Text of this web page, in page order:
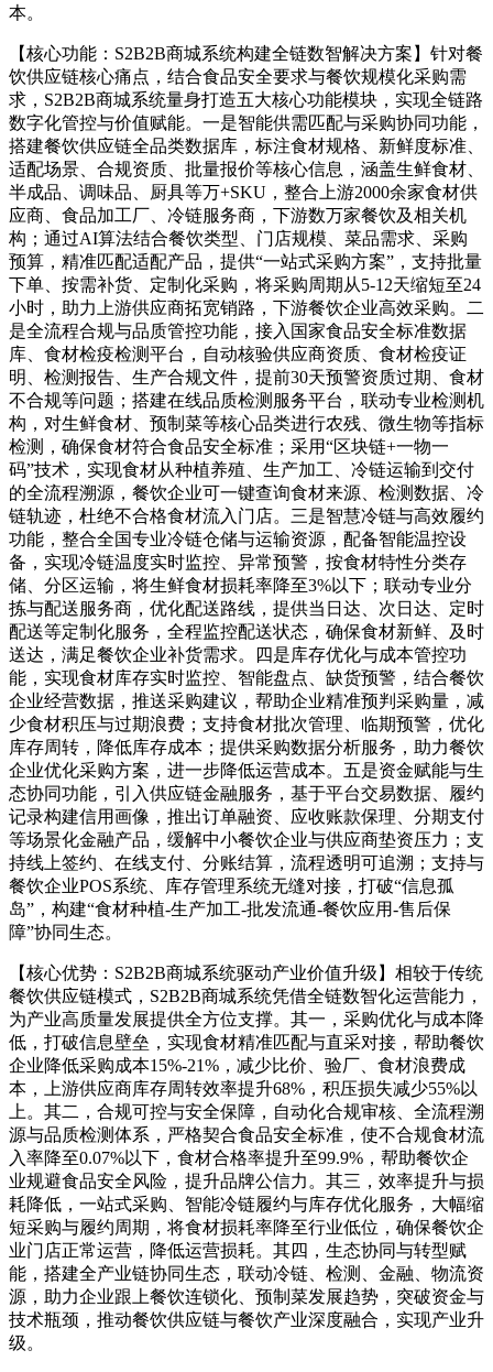
本。
【核心功能：S2B2B商城系统构建全链数智解决方案】针对餐
饮供应链核心痛点，结合食品安全要求与餐饮规模化采购需
求，S2B2B商城系统量身打造五大核心功能模块，实现全链路
数字化管控与价值赋能。一是智能供需匹配与采购协同功能，
搭建餐饮供应链全品类数据库，标注食材规格、新鲜度标准、
适配场景、合规资质、批量报价等核心信息，涵盖生鲜食材、
半成品、调味品、厨具等万+SKU，整合上游2000余家食材供
应商、食品加工厂、冷链服务商，下游数万家餐饮及相关机
构；通过AI算法结合餐饮类型、门店规模、菜品需求、采购
预算，精准匹配适配产品，提供“一站式采购方案”，支持批量
下单、按需补货、定制化采购，将采购周期从5-12天缩短至24
小时，助力上游供应商拓宽销路，下游餐饮企业高效采购。二
是全流程合规与品质管控功能，接入国家食品安全标准数据
库、食材检疫检测平台，自动核验供应商资质、食材检疫证
明、检测报告、生产合规文件，提前30天预警资质过期、食材
不合规等问题；搭建在线品质检测服务平台，联动专业检测机
构，对生鲜食材、预制菜等核心品类进行农残、微生物等指标
检测，确保食材符合食品安全标准；采用“区块链+一物一
码”技术，实现食材从种植养殖、生产加工、冷链运输到交付
的全流程溯源，餐饮企业可一键查询食材来源、检测数据、冷
链轨迹，杜绝不合格食材流入门店。三是智慧冷链与高效履约
功能，整合全国专业冷链仓储与运输资源，配备智能温控设
备，实现冷链温度实时监控、异常预警，按食材特性分类存
储、分区运输，将生鲜食材损耗率降至3%以下；联动专业分
拣与配送服务商，优化配送路线，提供当日达、次日达、定时
配送等定制化服务，全程监控配送状态，确保食材新鲜、及时
送达，满足餐饮企业补货需求。四是库存优化与成本管控功
能，实现食材库存实时监控、智能盘点、缺货预警，结合餐饮
企业经营数据，推送采购建议，帮助企业精准预判采购量，减
少食材积压与过期浪费；支持食材批次管理、临期预警，优化
库存周转，降低库存成本；提供采购数据分析服务，助力餐饮
企业优化采购方案，进一步降低运营成本。五是资金赋能与生
态协同功能，引入供应链金融服务，基于平台交易数据、履约
记录构建信用画像，推出订单融资、应收账款保理、分期支付
等场景化金融产品，缓解中小餐饮企业与供应商垫资压力；支
持线上签约、在线支付、分账结算，流程透明可追溯；支持与
餐饮企业POS系统、库存管理系统无缝对接，打破“信息孤
岛”，构建“食材种植-生产加工-批发流通-餐饮应用-售后保
障”协同生态。
【核心优势：S2B2B商城系统驱动产业价值升级】相较于传统
餐饮供应链模式，S2B2B商城系统凭借全链数智化运营能力，
为产业高质量发展提供全方位支撑。其一，采购优化与成本降
低，打破信息壁垒，实现食材精准匹配与直采对接，帮助餐饮
企业降低采购成本15%-21%，减少比价、验厂、食材浪费成
本，上游供应商库存周转效率提升68%，积压损失减少55%以
上。其二，合规可控与安全保障，自动化合规审核、全流程溯
源与品质检测体系，严格契合食品安全标准，使不合规食材流
入率降至0.07%以下，食材合格率提升至99.9%，帮助餐饮企
业规避食品安全风险，提升品牌公信力。其三，效率提升与损
耗降低，一站式采购、智能冷链履约与库存优化服务，大幅缩
短采购与履约周期，将食材损耗率降至行业低位，确保餐饮企
业门店正常运营，降低运营损耗。其四，生态协同与转型赋
能，搭建全产业链协同生态，联动冷链、检测、金融、物流资
源，助力企业跟上餐饮连锁化、预制菜发展趋势，突破资金与
技术瓶颈，推动餐饮供应链与餐饮产业深度融合，实现产业升
级。